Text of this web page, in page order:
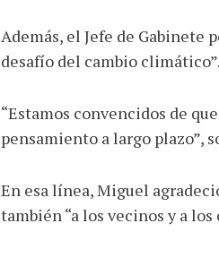
Además, el Jefe de
desafío del cambio climático”.
“Estamos convencidos de
pensamiento a largo plazo”,
En esa línea, Miguel
también “a los vecinos y a